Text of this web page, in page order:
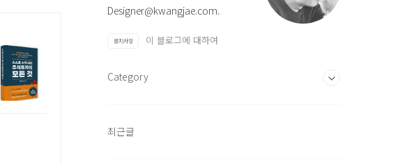
Designer@kwangjae.com.
공지사항 이 블로그에 대하여
Category
최근글